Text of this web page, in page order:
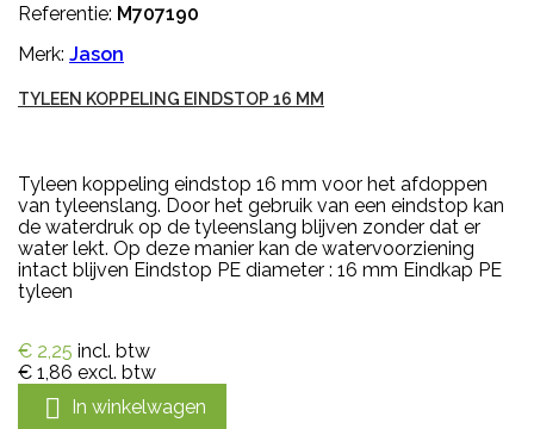
Referentie: M707190
Merk: Jason
TYLEEN KOPPELING EINDSTOP 16 MM
Tyleen koppeling eindstop 16 mm voor het afdoppen
van tyleenslang. Door het gebruik van een eindstop kan
de waterdruk op de tyleenslang blijven zonder dat er
water lekt. Op deze manier kan de watervoorziening
intact blijven Eindstop PE diameter : 16 mm Eindkap PE
tyleen
€ 2,25 incl. btw
€ 1,86 excl. btw
 In winkelwagen